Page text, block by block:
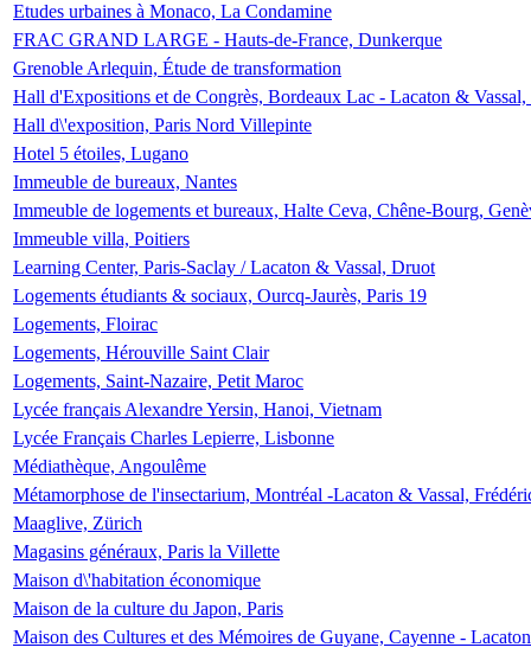
Etudes urbaines à Monaco, La Condamine
FRAC GRAND LARGE - Hauts-de-France, Dunkerque
Grenoble Arlequin, Étude de transformation
Hall d'Expositions et de Congrès, Bordeaux Lac - Lacaton &
Hall d\'exposition, Paris Nord Villepinte
Hotel 5 étoiles, Lugano
Immeuble de bureaux, Nantes
Immeuble de logements et bureaux, Halte Ceva, Chêne-Bourg,
Immeuble villa, Poitiers
Learning Center, Paris-Saclay / Lacaton & Vassal, Druot
Logements étudiants & sociaux, Ourcq-Jaurès, Paris 19
Logements, Floirac
Logements, Hérouville Saint Clair
Logements, Saint-Nazaire, Petit Maroc
Lycée français Alexandre Yersin, Hanoi, Vietnam
Lycée Français Charles Lepierre, Lisbonne
Médiathèque, Angoulême
Métamorphose de l'insectarium, Montréal -Lacaton & Vassal,
Maaglive, Zürich
Magasins généraux, Paris la Villette
Maison d\'habitation économique
Maison de la culture du Japon, Paris
Maison des Cultures et des Mémoires de Guyane, Cayenne -